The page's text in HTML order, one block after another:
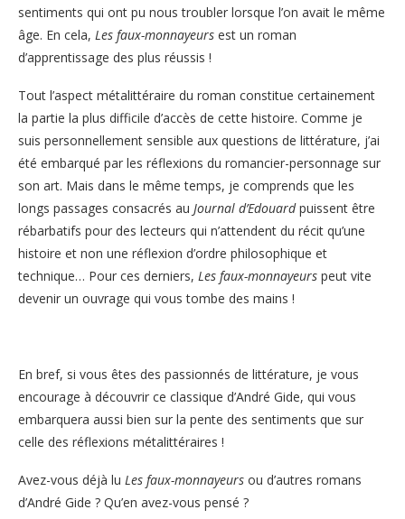
sentiments qui ont pu nous troubler lorsque l’on avait le même
âge. En cela, Les faux-monnayeurs est un roman
d’apprentissage des plus réussis !
Tout l’aspect métalittéraire du roman constitue certainement
la partie la plus difficile d’accès de cette histoire. Comme je
suis personnellement sensible aux questions de littérature, j’ai
été embarqué par les réflexions du romancier-personnage sur
son art. Mais dans le même temps, je comprends que les
longs passages consacrés au Journal d’Edouardpuissent être
rébarbatifs pour des lecteurs qui n’attendent du récit qu’une
histoire et non une réflexion d’ordre philosophique et
technique… Pour ces derniers, Les faux-monnayeurs peut vite
devenir un ouvrage qui vous tombe des mains !
En bref, si vous êtes des passionnés de littérature, je vous
encourage à découvrir ce classique d’André Gide, qui vous
embarquera aussi bien sur la pente des sentiments que sur
celle des réflexions métalittéraires !
Avez-vous déjà lu Les faux-monnayeurs ou d’autres romans
d’André Gide ? Qu’en avez-vous pensé ?